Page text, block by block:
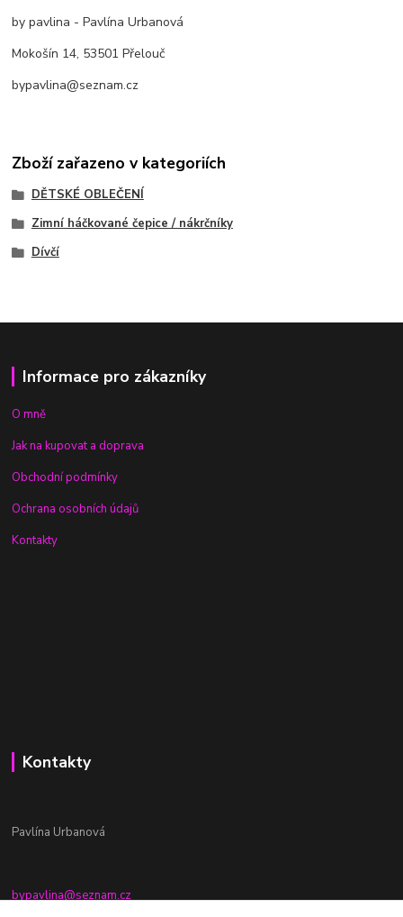
by pavlina - Pavlína Urbanová
Mokošín 14, 53501 Přelouč
bypavlina@seznam.cz
Zboží zařazeno v kategoriích
DĚTSKÉ OBLEČENÍ
Zimní háčkované čepice / nákrčníky
Dívčí
Informace pro zákazníky
O mně
Jak na kupovat a doprava
Obchodní podmínky
Ochrana osobních údajů
Kontakty
Kontakty
Pavlína Urbanová
bypavlina@seznam.cz